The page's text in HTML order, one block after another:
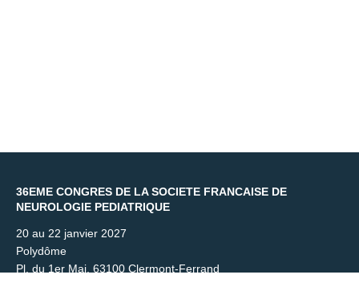
36EME CONGRES DE LA SOCIETE FRANCAISE DE
NEUROLOGIE PEDIATRIQUE
20 au 22 janvier 2027
Polydôme
Pl. du 1er Mai, 63100 Clermont-Ferrand